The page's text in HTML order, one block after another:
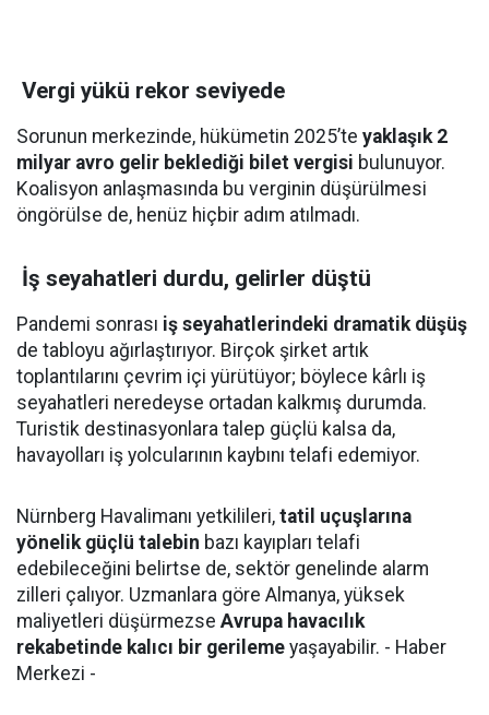
Vergi yükü rekor seviyede
Sorunun merkezinde, hükümetin 2025’te yaklaşık 2
milyar avro gelir beklediği bilet vergisi bulunuyor.
Koalisyon anlaşmasında bu verginin düşürülmesi
öngörülse de, henüz hiçbir adım atılmadı.
İş seyahatleri durdu, gelirler düştü
Pandemi sonrası iş seyahatlerindeki dramatik düşüş
de tabloyu ağırlaştırıyor. Birçok şirket artık
toplantılarını çevrim içi yürütüyor; böylece kârlı iş
seyahatleri neredeyse ortadan kalkmış durumda.
Turistik destinasyonlara talep güçlü kalsa da,
havayolları iş yolcularının kaybını telafi edemiyor.
Nürnberg Havalimanı yetkilileri, tatil uçuşlarına
yönelik güçlü talebin bazı kayıpları telafi
edebileceğini belirtse de, sektör genelinde alarm
zilleri çalıyor. Uzmanlara göre Almanya, yüksek
maliyetleri düşürmezse Avrupa havacılık
rekabetinde kalıcı bir gerileme yaşayabilir. - Haber
Merkezi -